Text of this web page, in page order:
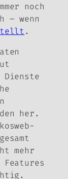
noch
– wenn
.
her.
mehr